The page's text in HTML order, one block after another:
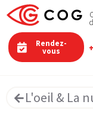
Rendez-
vous
L'oeil & La